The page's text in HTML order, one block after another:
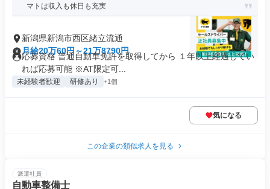
マトは収入も休日も充実
新潟県新潟市西区緒立流通
月給20万60円～21万8790円
応募資格 普通自動車免許を取得してから １年以上経過してい
れば応募可能 ※AT限定可...
未経験者歓迎 研修あり +1個
気になる
この企業の類似求人を見る
派遣社員
自動車整備士